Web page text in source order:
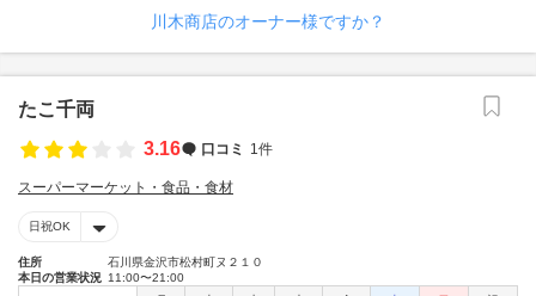
川木商店のオーナー様ですか？
たこ千両
3.16
口コミ 1件
スーパーマーケット・食品・食材
日祝OK
住所
石川県金沢市松村町ヌ２１０
本日の営業状況 11:00〜21:00